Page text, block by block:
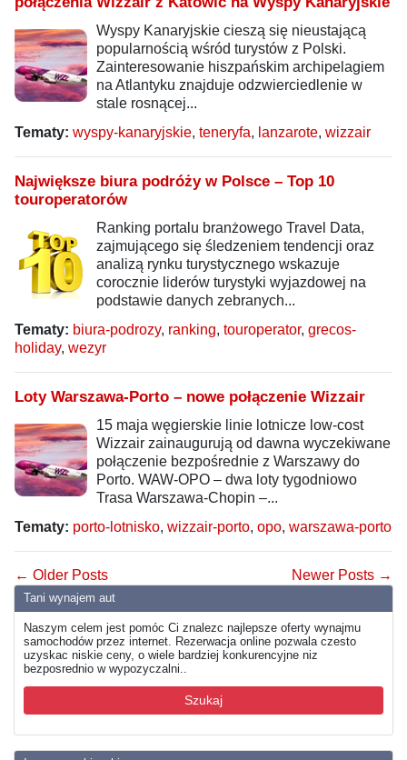
Tani wynajem aut
Naszym celem jest pomóc Ci znalezc najlepsze oferty wynajmu
samochodów przez internet. Rezerwacja online pozwala czesto
uzyskac niskie ceny, o wiele bardziej konkurencyjne niz
bezposrednio w wypozyczalni..
Szukaj
Wyspy Kanaryjskie cieszą się nieustającą
popularnością wśród turystów z Polski.
Zainteresowanie hiszpańskim archipelagiem
na Atlantyku znajduje odzwierciedlenie w
stale rosnącej...
Tematy: wyspy-kanaryjskie, teneryfa, lanzarote, wizzair
Największe biura podróży w Polsce – Top 10
touroperatorów
Ranking portalu branżowego Travel Data,
zajmującego się śledzeniem tendencji oraz
analizą rynku turystycznego wskazuje
corocznie liderów turystyki wyjazdowej na
podstawie danych zebranych...
Tematy: biura-podrozy, ranking, touroperator, grecos-
holiday, wezyr
Loty Warszawa-Porto – nowe połączenie Wizzair
15 maja węgierskie linie lotnicze low-cost
Wizzair zainaugurują od dawna wyczekiwane
połączenie bezpośrednie z Warszawy do
Porto. WAW-OPO – dwa loty tygodniowo
Trasa Warszawa-Chopin –...
Tematy: porto-lotnisko, wizzair-porto, opo, warszawa-porto
← Older Posts Newer Posts →